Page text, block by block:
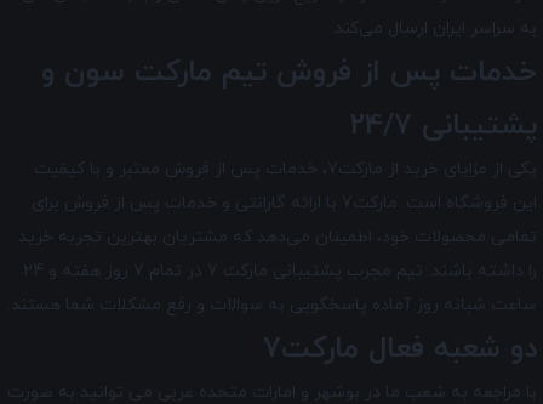
به سراسر ایران ارسال می‌کند.
خدمات پس از فروش تیم مارکت سون و
پشتیبانی 24/7
یکی از مزایای خرید از مارکت7، خدمات پس از فروش معتبر و با کیفیت
این فروشگاه است. مارکت7 با ارائه گارانتی و خدمات پس از فروش برای
تمامی محصولات خود، اطمینان می‌دهد که مشتریان بهترین تجربه خرید
را داشته باشند. تیم مجرب پشتیبانی مارکت 7 در تمام 7 روز هفته و 24
ساعت شبانه ‌روز آماده پاسخگویی به سوالات و رفع مشکلات شما هستند.
دو شعبه فعال مارکت7
با مراجعه به شعب ما در بوشهر و امارات متحده عربی می توانید به صورت